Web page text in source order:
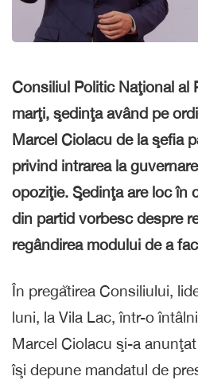
Consiliul Politic Naţional al
marţi, şedinţa având pe
Marcel Ciolacu de la şefia
privind intrarea la
opoziţie. Şedinţa are loc în
din partid vorbesc despre
regândirea modului de a
În pregătirea Consiliului,
luni, la Vila Lac, într-o
Marcel Ciolacu şi-a
îşi depune mandatul de